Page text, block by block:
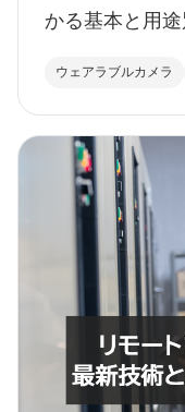
かる基本と用
ウェアラブルカメラ